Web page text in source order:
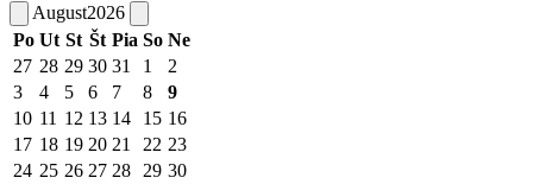
August2026
Po Ut St Št Pia So Ne
27 28 29 30 31 1
2
3
4 5 6 7 8
9
10 11 12 13 14 15 16
17 18 19 20 21 22 23
24 25 26 27 28 29 30